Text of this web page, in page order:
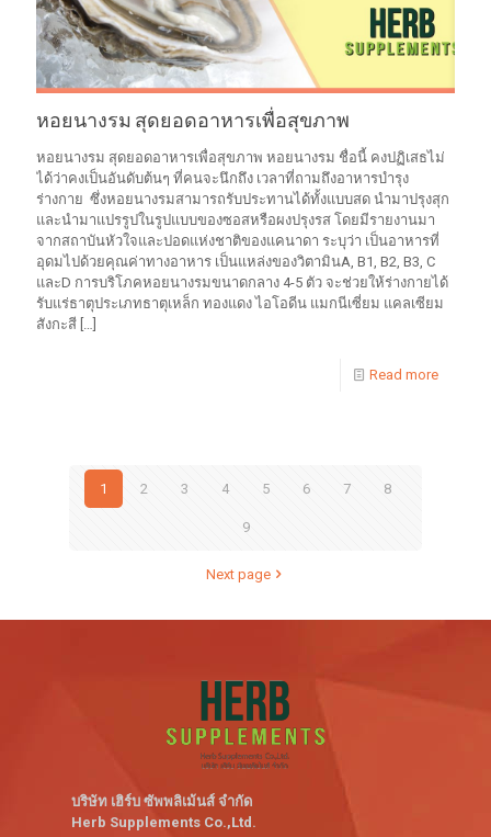
หอยนางรม สุดยอดอาหารเพื่อสุขภาพ
หอยนางรม สุดยอดอาหารเพื่อสุขภาพ หอยนางรม ชื่อนี้ คงปฏิเสธไม่
ได้ว่าคงเป็นอันดับต้นๆ ที่คนจะนึกถึง เวลาที่ถามถึงอาหารบำรุง
ร่างกาย ซึ่งหอยนางรมสามารถรับประทานได้ทั้งแบบสด นำมาปรุงสุก
และนำมาแปรรูปในรูปแบบของซอสหรือผงปรุงรส โดยมีรายงานมา
จากสถาบันหัวใจและปอดแห่งชาติของแคนาดา ระบุว่า เป็นอาหารที่
อุดมไปด้วยคุณค่าทางอาหาร เป็นแหล่งของวิตามินA, B1, B2, B3, C
และD การบริโภคหอยนางรมขนาดกลาง 4-5 ตัว จะช่วยให้ร่างกายได้
รับแร่ธาตุประเภทธาตุเหล็ก ทองแดง ไอโอดีน แมกนีเซี่ยม แคลเซียม
สังกะสี […]
Read more
1 2 3 4 5 6 7 8
9
Next page
บริษัท เฮิร์บ ซัพพลิเม้นส์ จำกัด
Herb Supplements Co.,Ltd.